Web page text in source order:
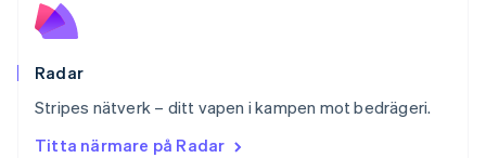
Radar
Stripes nätverk – ditt vapen i kampen mot bedrägeri.
Titta närmare på Radar
English
Schweiz
Singapore
English简体中文
English